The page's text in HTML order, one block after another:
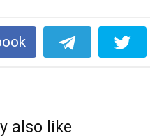
also like